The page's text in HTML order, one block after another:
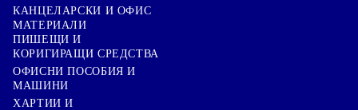
КАНЦЕЛАРСКИ И ОФИС
МАТЕРИАЛИ
ПИШЕЩИ И
КОРИГИРАЩИ СРЕДСТВА
ОФИСНИ ПОСОБИЯ И
МАШИНИ
ХАРТИИ И